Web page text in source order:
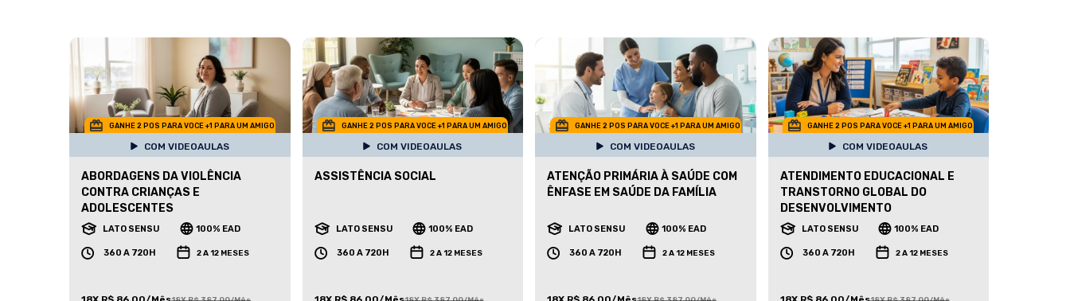
GANHE 2 POS PARA VOCE +1 PARA UM AMIGO
COM VIDEOAULAS
ABORDAGENS DA VIOLÊNCIA
CONTRA CRIANÇAS E
ADOLESCENTES
LATO SENSU 100% EAD
360 A 720H 2 A 12 MESES
GANHE 2 POS PARA VOCE +1 PARA UM AMIGO
COM VIDEOAULAS
ASSISTÊNCIA SOCIAL
LATO SENSU 100% EAD
360 A 720H 2 A 12 MESES
GANHE 2 POS PARA VOCE +1 PARA UM AMIGO
COM VIDEOAULAS
ATENÇÃO PRIMÁRIA À SAÚDE COM
ÊNFASE EM SAÚDE DA FAMÍLIA
LATO SENSU 100% EAD
360 A 720H 2 A 12 MESES
GANHE 2 POS PARA VOCE +1 PARA UM AMIGO
COM VIDEOAULAS
ATENDIMENTO EDUCACIONAL E
TRANSTORNO GLOBAL DO
DESENVOLVIMENTO
LATO SENSU 100% EAD
360 A 720H 2 A 12 MESES